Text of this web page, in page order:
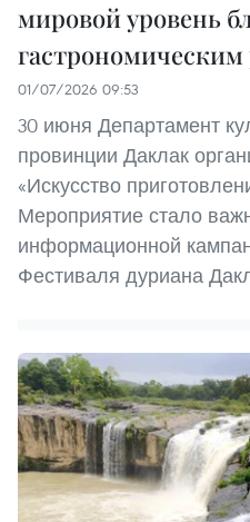
мировой уровень
01/07/2026 09:53
30 июня Департамент
провинции Даклак
«Искусство
Мероприятие стало
информационной
Фестиваля дуриана